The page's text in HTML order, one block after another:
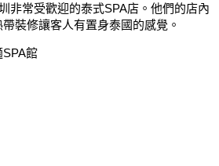
非常受歡迎的泰式SPA店。他們的店內
裝修讓客人有置身泰國的感覺。
SPA館